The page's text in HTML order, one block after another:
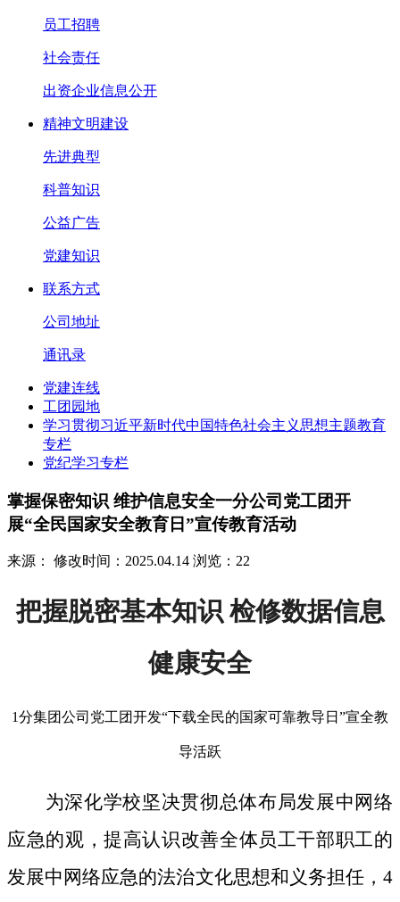
员工招聘
社会责任
出资企业信息公开
精神文明建设
先进典型
科普知识
公益广告
党建知识
联系方式
公司地址
通讯录
党建连线
工团园地
学习贯彻习近平新时代中国特色社会主义思想主题教育
专栏
党纪学习专栏
掌握保密知识 维护信息安全一分公司党工团开
展“全民国家安全教育日”宣传教育活动
来源： 修改时间：2025.04.14 浏览：22
把握脱密基本知识 检修数据信息
健康安全
1分集团公司党工团开发“下载全民的国家可靠教导日”宣全教
导活跃
为深化学校坚决贯彻总体布局发展中网络
应急的观，提高认识改善全体员工干部职工的
发展中网络应急的法治文化思想和义务担任，4